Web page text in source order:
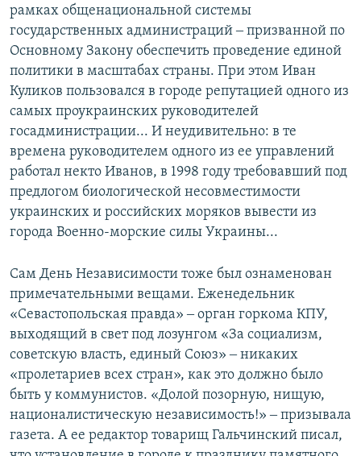
рамках общенациональной системы
государственных администраций ‒ призванной по
Основному Закону обеспечить проведение единой
политики в масштабах страны. При этом Иван
Куликов пользовался в городе репутацией одного из
самых проукраинских руководителей
госадминистрации... И неудивительно: в те
времена руководителем одного из ее управлений
работал некто Иванов, в 1998 году требовавший под
предлогом биологической несовместимости
украинских и российских моряков вывести из
города Военно-морские силы Украины...
Сам День Независимости тоже был ознаменован
примечательными вещами. Еженедельник
«Севастопольская правда» ‒ орган горкома КПУ,
выходящий в свет под лозунгом «За социализм,
советскую власть, единый Союз» ‒ никаких
«пролетариев всех стран», как это должно было
быть у коммунистов. «Долой позорную, нищую,
националистическую независимость!» ‒ призывала
газета. А ее редактор товарищ Гальчинский писал,